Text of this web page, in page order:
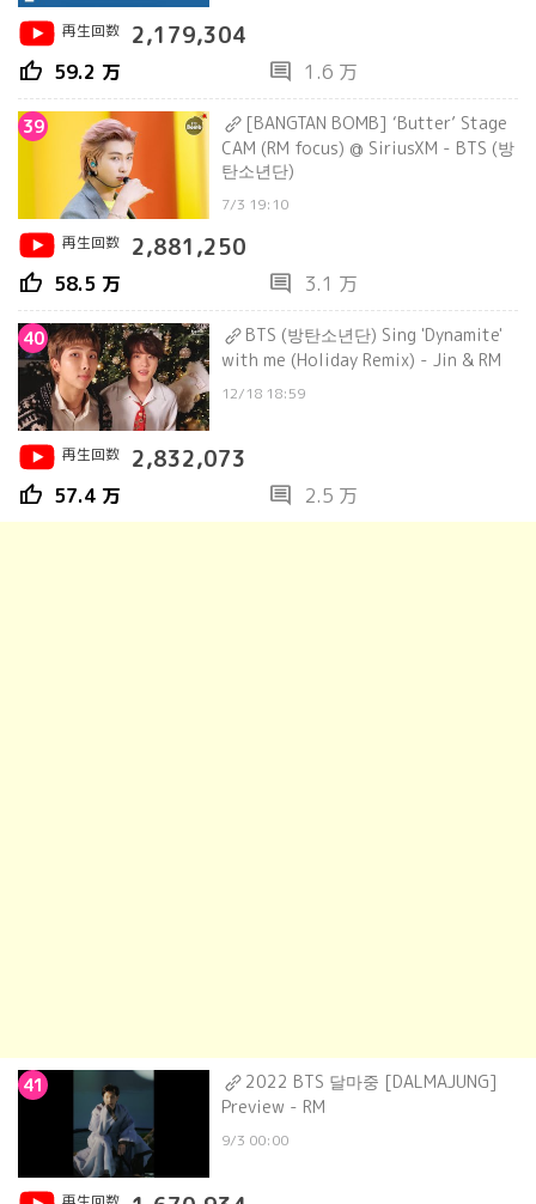
再生回数 2,179,304
thumb_up 59.2 万 comment 1.6 万
39
[BANGTAN BOMB] ‘Butter’ Stage
CAM (RM focus) @ SiriusXM - BTS (방
탄소년단)
7/3 19:10
再生回数
2,881,250
thumb_up 58.5 万 comment 3.1 万
40
BTS (방탄소년단) Sing 'Dynamite'
with me (Holiday Remix) - Jin & RM
12/18 18:59
再生回数 2,832,073
thumb_up 57.4 万 comment 2.5 万
41
2022 BTS 달마중 [DALMAJUNG]
Preview - RM
9/3 00:00